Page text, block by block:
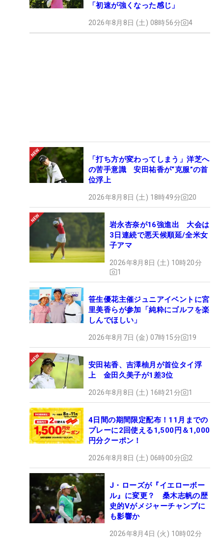
「初速が強くなった感じ」
2026年8月8日 (土) 08時56分 4
「打ち方が変わってしまう」洋芝へ
の苦手意識 安田祐香が“克服”の首
位浮上
2026年8月8日 (土) 18時49分 20
岩永杏奈が16強進出 大会は
3日連続で悪天候順延/全米女
子アマ
2026年8月8日 (土) 10時20分
1
笹生優花主催ジュニアイベントに宮
里美香らが参加「純粋にゴルフを楽
しんでほしい」
2026年8月7日 (金) 07時15分 19
安田祐香、吉澤柚月が首位タイ浮
上 金田久美子が1差3位
2026年8月8日 (土) 16時21分 1
4日間の期間限定配布！11月までの
プレーに2回使える1,500円＆1,000
円分クーポン！
2026年8月8日 (土) 06時00分 2
J・ローズが『イエローボー
ル』に変更？ 桑木志帆の歴
史的Vがメジャーチャンプに
も影響か
2026年8月4日 (火) 10時02分